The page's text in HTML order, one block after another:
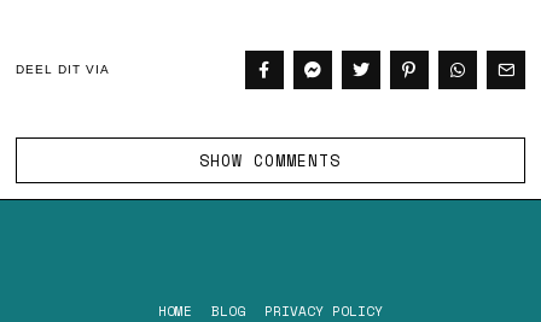
DEEL DIT VIA
SHOW COMMENTS
HOME BLOG PRIVACY POLICY